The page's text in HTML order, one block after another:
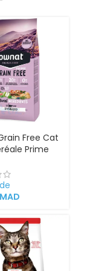
Free Cat
Prime
(3kg | 8kg)
MAD